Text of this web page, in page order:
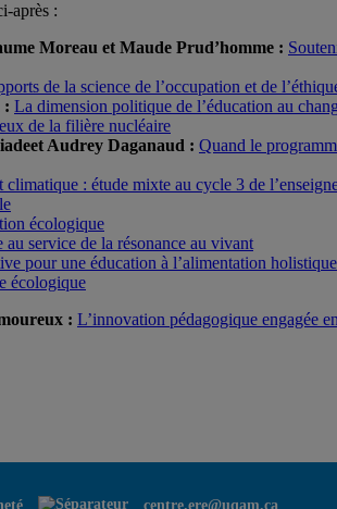
après :
Moreau et Maude Prud’homme :
de la science de l’occupation et de
: La dimension politique de l’éducation au
de la filière nucléaire
Audrey Daganaud : Quand le
: étude mixte au cycle 3 de
écologique
service de la résonance au vivant
pour une éducation à l’alimentation holistique
écologique
: L’innovation pédagogique engagée
centre.ere@uqam.ca